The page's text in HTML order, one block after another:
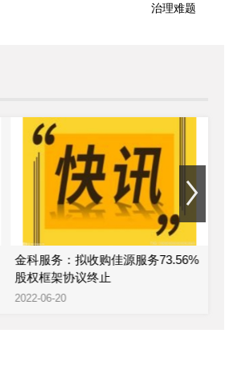
治理难题
金科服务：拟收购佳源服务73.56%
股权框架协议终止
2022-06-20